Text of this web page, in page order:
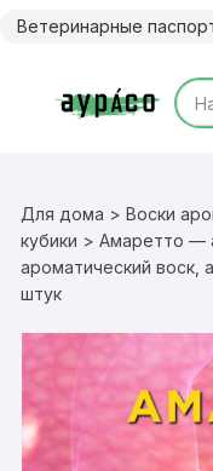
Ветеринарные
Для дома >Воски
кубики > Амаретто —
ароматический воск,
штук